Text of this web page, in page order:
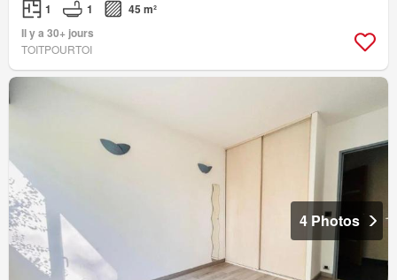
1 1
45 m²
Il y a 30+ jours
TOITPOURTOI
4 Photos